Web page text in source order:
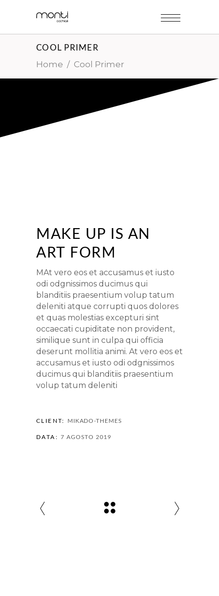
COOL PRIMER
Home / Cool Primer
MAKE UP IS AN
ART FORM
MAt vero eos et accusamus et iusto
odi odgnissimos ducimus qui
blanditiis praesentium volup tatum
deleniti atque corrupti quos dolores
et quas molestias excepturi sint
occaecati cupiditate non provident,
similique sunt in culpa qui officia
deserunt mollitia animi. At vero eos et
accusamus et iusto odi odgnissimos
ducimus qui blanditiis praesentium
volup tatum deleniti
CLIENT: MIKADO-THEMES
DATA: 7 AGOSTO 2019